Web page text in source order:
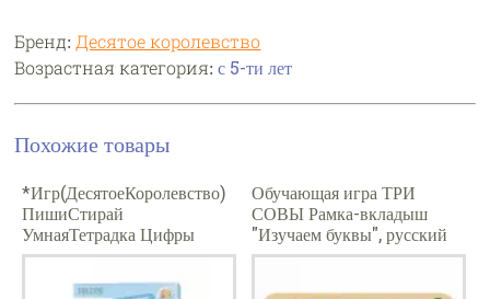
Бренд: Десятое королевство
Возрастная категория:с 5-ти лет
Похожие товары
*Игр(ДесятоеКоролевство)
ПишиСтирай
УмнаяТетрадка Цифры
Учимся считать (05216)
Обучающая игра ТРИ
СОВЫ Рамка-вкладыш
"Изучаем буквы", русский
алфавит, дерево, яркие цвета